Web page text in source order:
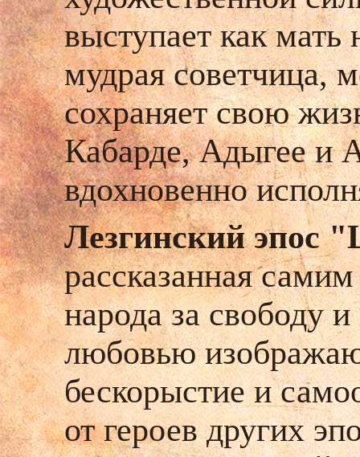
выступает как мать
мудрая советчица,
сохраняет свою
Кабарде, Адыгее и
вдохновенно
Лезгинский эпос
рассказанная
народа за свободу
любовью
бескорыстие и
от героев других